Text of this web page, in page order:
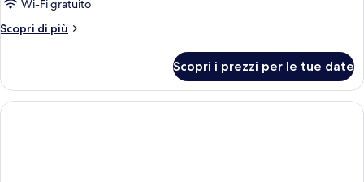
Wi-Fi gratuito
Scopri di più
Altri
Scopri i prezzi per le tue date